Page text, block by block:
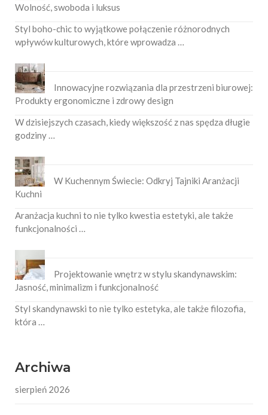
Wolność, swoboda i luksus
Styl boho-chic to wyjątkowe połączenie różnorodnych
wpływów kulturowych, które wprowadza …
Innowacyjne rozwiązania dla przestrzeni biurowej:
Produkty ergonomiczne i zdrowy design
W dzisiejszych czasach, kiedy większość z nas spędza długie
godziny …
W Kuchennym Świecie: Odkryj Tajniki Aranżacji
Kuchni
Aranżacja kuchni to nie tylko kwestia estetyki, ale także
funkcjonalności …
Projektowanie wnętrz w stylu skandynawskim:
Jasność, minimalizm i funkcjonalność
Styl skandynawski to nie tylko estetyka, ale także filozofia,
która …
Archiwa
sierpień 2026